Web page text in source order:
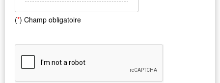
(*) Champ obligatoire